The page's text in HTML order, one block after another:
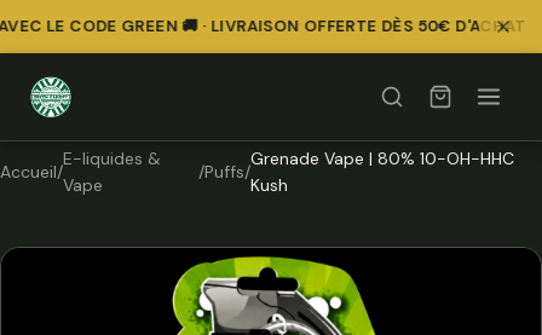
LE CODE GREEN 🚚 · LIVRAISON OFFERTE DÈS 50€ D'ACHAT
Accueil/
E-liquides &
Vape
/Puffs/
Grenade Vape | 80% 10-OH-HHC
Kush